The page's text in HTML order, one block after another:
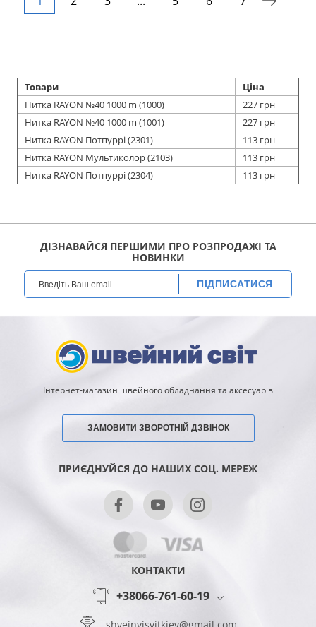
Товари
Ціна
Нитка RAYON №40 1000 m (1000)
227 грн
Нитка RAYON №40 1000 m (1001)
227 грн
Нитка RAYON Потпуррі (2301)
113 грн
Нитка RAYON Мультиколор (2103)
113 грн
Нитка RAYON Потпуррі (2304)
113 грн
ДІЗНАВАЙСЯ ПЕРШИМИ ПРО РОЗПРОДАЖІ ТА
НОВИНКИ
ПІДПИСАТИСЯ
Інтернет-магазин швейного обладнання та аксесуарів
ЗАМОВИТИ ЗВОРОТНІЙ ДЗВІНОК
ПРИЄДНУЙСЯ ДО НАШИХ СОЦ. МЕРЕЖ
КОНТАКТИ
+38066-761-60-19